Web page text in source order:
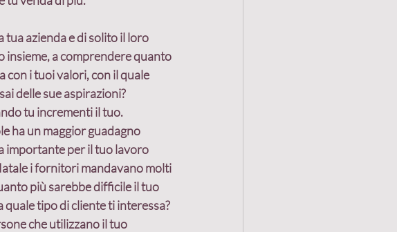
Costruzione alleanze
Alleanza
azienda e di solito il loro
insieme, a comprendere quanto
con i tuoi valori, con il quale
delle sue aspirazioni?
tu incrementi il tuo.
ha un maggior guadagno
importante per il tuo lavoro
i fornitori mandavano molti
più sarebbe difficile il tuo
tipo di cliente ti interessa?
che utilizzano il tuo